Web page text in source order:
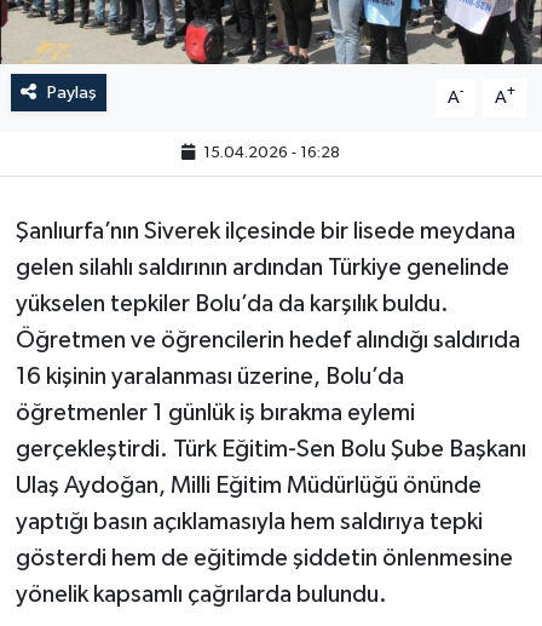
Paylaş A- A+
15.04.2026 - 16:28
Şanlıurfa’nın Siverek ilçesinde bir lisede meydana
gelen silahlı saldırının ardından Türkiye genelinde
yükselen tepkiler Bolu’da da karşılık buldu.
Öğretmen ve öğrencilerin hedef alındığı saldırıda
16 kişinin yaralanması üzerine, Bolu’da
öğretmenler 1 günlük iş bırakma eylemi
gerçekleştirdi. Türk Eğitim-Sen Bolu Şube Başkanı
Ulaş Aydoğan, Milli Eğitim Müdürlüğü önünde
yaptığı basın açıklamasıyla hem saldırıya tepki
gösterdi hem de eğitimde şiddetin önlenmesine
yönelik kapsamlı çağrılarda bulundu.